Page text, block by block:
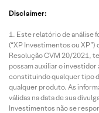
Disclaimer:
Este relatório de análise
(“XP Investimentos ou
Resolução CVM 20/2021,
possam auxiliar o
constituindo qualquer tipo
qualquer produto. As
válidas na data de sua
Investimentos não se